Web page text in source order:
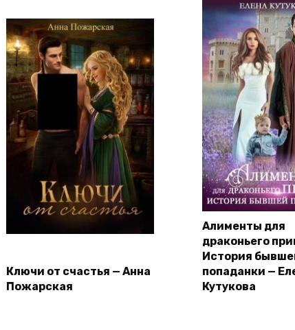
Ключи от счастья — Анна
Пожарская
Алименты для
драконьего
История
попаданки —
Кутукова